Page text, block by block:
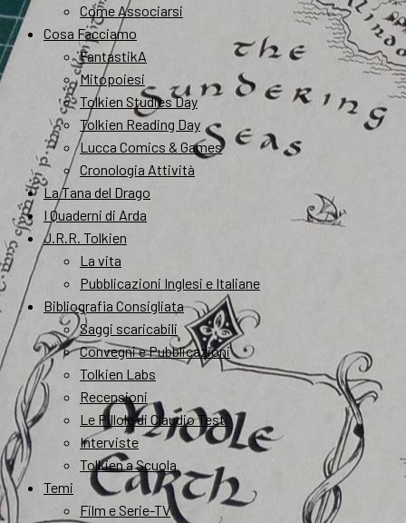
Come Associarsi
Cosa Facciamo
FantastikA
Mitopoiesi
Tolkien Studies Day
Tolkien Reading Day
Lucca Comics & Games
Cronologia Attività
La Tana del Drago
I Quaderni di Arda
J.R.R. Tolkien
La vita
Pubblicazioni Inglesi e Italiane
Bibliografia Consigliata
Saggi scaricabili
Convegni e Pubblicazioni
Tolkien Labs
Recensioni
Le Pillole di Claudio Testi
Interviste
Tolkien a Scuola
Temi
Film e Serie-TV